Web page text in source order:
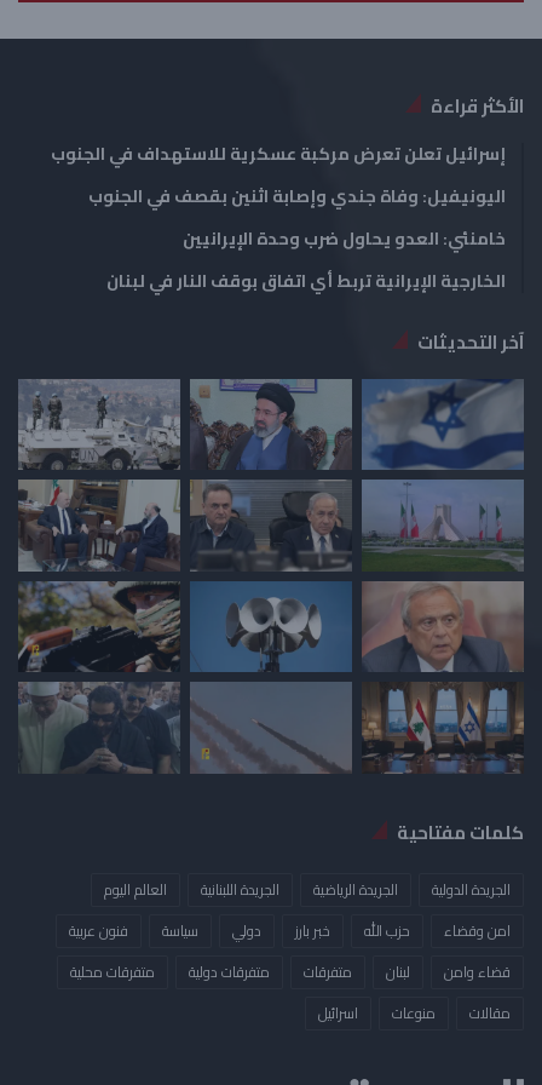
ة
ة
الأكثر قراءة
إسرائيل تعلن تعرض مركبة عسكرية للاستهداف في الجنوب
اليونيفيل: وفاة جندي وإصابة اثنين بقصف في الجنوب
خامنئي: العدو يحاول ضرب وحدة الإيرانيين
الخارجية الإيرانية تربط أي اتفاق بوقف النار في لبنان
آخر التحديثات
كلمات مفتاحية
الجريدة الدولية الجريدة الرياضية الجريدة اللبنانية
العالم اليوم
امن وقضاء
حزب الله خبر بارز دولي سياسة
فنون عربية
قضاء وامن
لبنان متفرقات متفرقات دولية
متفرقات محلية
مقالات
منوعات ​اسرائيل